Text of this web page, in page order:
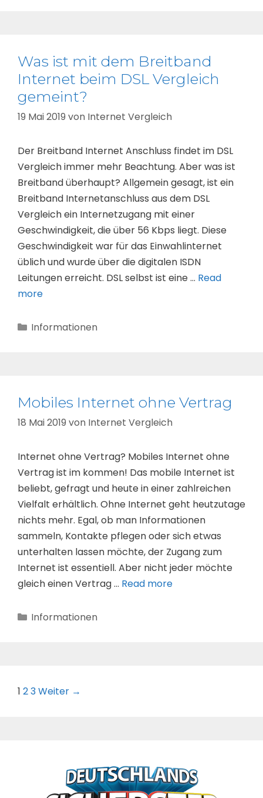
Was ist mit dem Breitband
Internet beim DSL Vergleich
gemeint?
19 Mai 2019 von Internet Vergleich
Der Breitband Internet Anschluss findet im DSL
Vergleich immer mehr Beachtung. Aber was ist
Breitband überhaupt? Allgemein gesagt, ist ein
Breitband Internetanschluss aus dem DSL
Vergleich ein Internetzugang mit einer
Geschwindigkeit, die über 56 Kbps liegt. Diese
Geschwindigkeit war für das Einwahlinternet
üblich und wurde über die digitalen ISDN
Leitungen erreicht. DSL selbst ist eine … Read
more
Kategorien
Informationen
Mobiles Internet ohne Vertrag
18 Mai 2019 von Internet Vergleich
Internet ohne Vertrag? Mobiles Internet ohne
Vertrag ist im kommen! Das mobile Internet ist
beliebt, gefragt und heute in einer zahlreichen
Vielfalt erhältlich. Ohne Internet geht heutzutage
nichts mehr. Egal, ob man Informationen
sammeln, Kontakte pflegen oder sich etwas
unterhalten lassen möchte, der Zugang zum
Internet ist essentiell. Aber nicht jeder möchte
gleich einen Vertrag … Read more
Kategorien
Informationen
Beitrags-
1 23Weiter →